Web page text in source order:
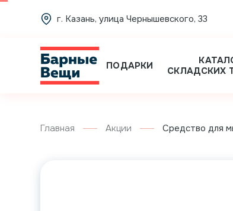
г. Казань, улица Чернышевского, 33
ПОДАРКИ
СКЛАДСКИХ
Главная Акции Средство для